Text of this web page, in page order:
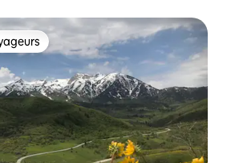
les plus appréciés